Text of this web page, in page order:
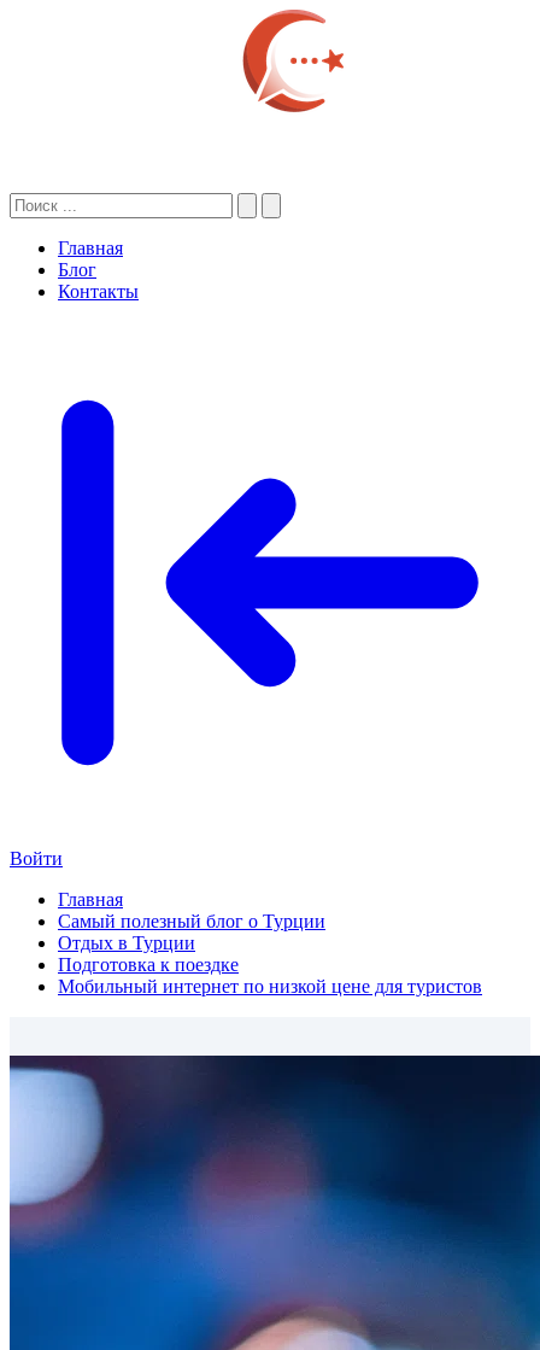
Главная
Блог
Контакты
Войти
Главная
Самый полезный блог о Турции
Отдых в Турции
Подготовка к поездке
Мобильный интернет по низкой цене для туристов